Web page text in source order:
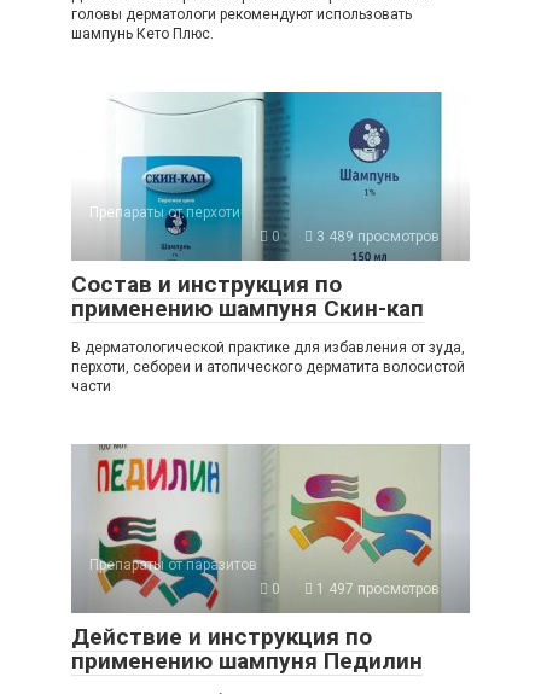
головы дерматологи рекомендуют использовать
шампунь Кето Плюс.
Препараты от перхоти
0
3 489 просмотров
Состав и инструкция по
применению шампуня Скин-кап
В дерматологической практике для избавления от зуда,
перхоти, себореи и атопического дерматита волосистой
части
Препараты от паразитов
0
1 497 просмотров
Действие и инструкция по
применению шампуня Педилин